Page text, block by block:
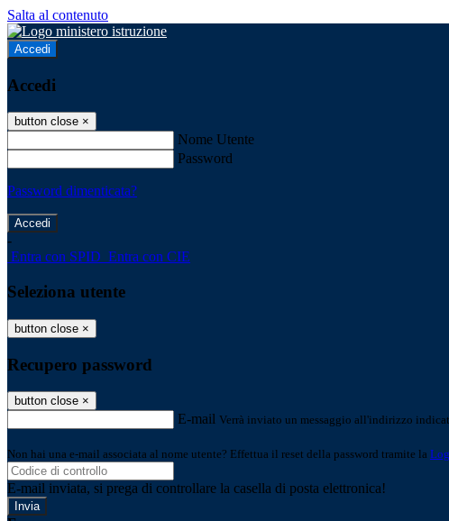
Salta al contenuto
Accedi
Accedi
button close ×
Nome Utente
Password
Password dimenticata?
-
Entra con SPID Entra con CIE
Seleziona utente
button close ×
Recupero password
button close ×
E-mail Verrà inviato un messaggio all'indirizzo
Non hai una e-mail associata al nome utente? Effettua il reset della password tramite la
E-mail inviata, si prega di controllare la casella di posta elettronica!